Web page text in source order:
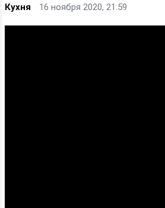
Кухня 16 ноября 2020, 21:59